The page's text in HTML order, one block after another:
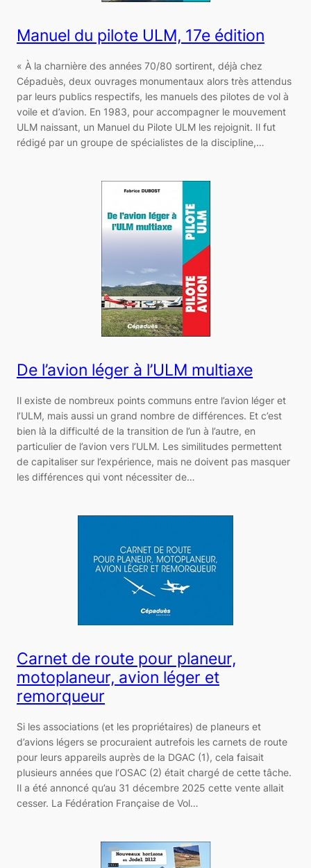
Manuel du pilote ULM, 17e édition
« À la charnière des années 70/80 sortirent, déjà chez
Cépaduès, deux ouvrages monumentaux alors très attendus
par leurs publics respectifs, les manuels des pilotes de vol à
voile et d’avion. En 1983, pour accompagner le mouvement
ULM naissant, un Manuel du Pilote ULM les rejoignit. Il fut
rédigé par un groupe de spécialistes de la discipline,…
De l’avion léger à l’ULM multiaxe
Il existe de nombreux points communs entre l’avion léger et
l’ULM, mais aussi un grand nombre de différences. Et c’est
bien là la difficulté de la transition de l’un à l’autre, en
particulier de l’avion vers l’ULM. Les similitudes permettent
de capitaliser sur l’expérience, mais ne doivent pas masquer
les différences qui vont nécessiter de…
Carnet de route pour planeur,
motoplaneur, avion léger et
remorqueur
Si les associations (et les propriétaires) de planeurs et
d’avions légers se procuraient autrefois les carnets de route
pour leurs appareils auprès de la DGAC (1), cela faisait
plusieurs années que l’OSAC (2) était chargé de cette tâche.
Il a été annoncé qu’au 31 décembre 2025 cette vente allait
cesser. La Fédération Française de Vol…